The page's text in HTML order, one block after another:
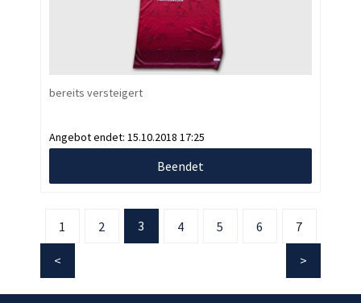
bereits versteigert
Angebot endet: 15.10.2018 17:25
Beendet
1 2 3 4 5 6 7